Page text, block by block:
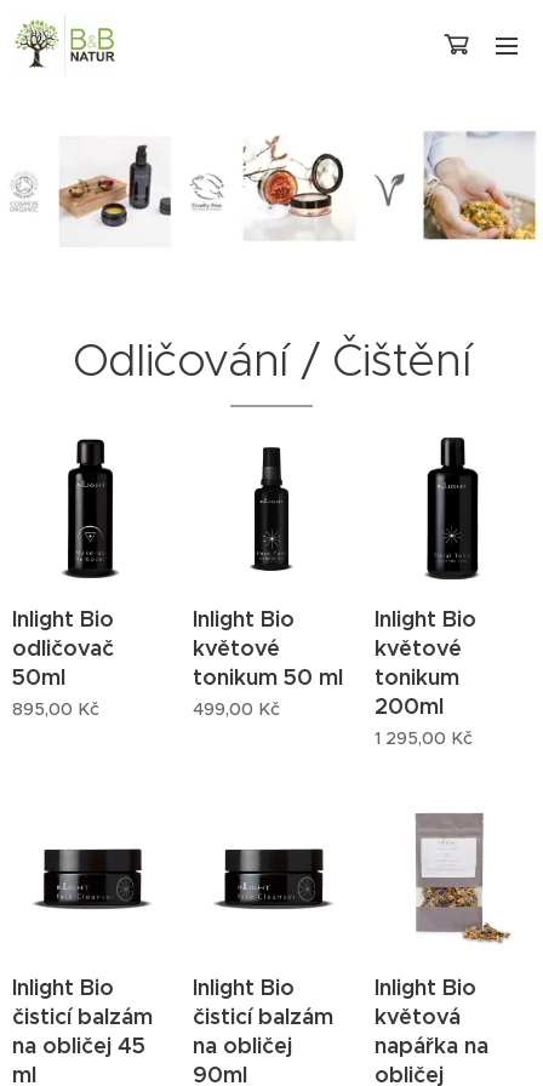
Odličování / Čištění
Inlight Bio
odličovač
50ml
895,00 Kč
Inlight Bio
květové
tonikum 50 ml
499,00 Kč
Inlight Bio
květové
tonikum
200ml
1 295,00 Kč
Inlight Bio
čisticí balzám
na obličej 45
ml
Inlight Bio
čisticí balzám
na obličej
90ml
Inlight Bio
květová
napářka na
obličej